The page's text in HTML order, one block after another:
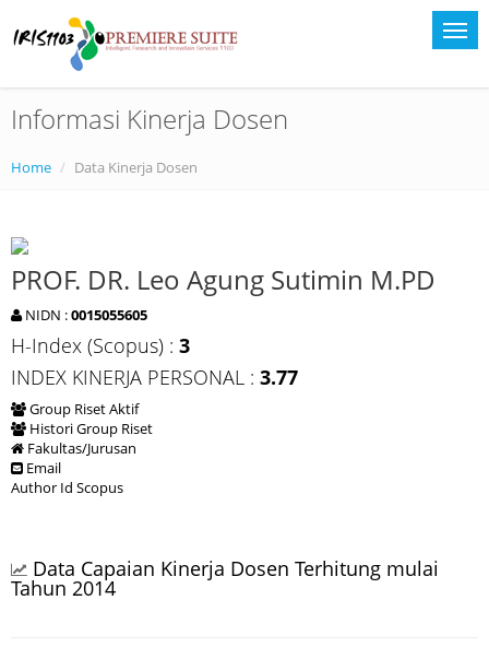
Informasi Kinerja Dosen
Home Data Kinerja Dosen
PROF. DR. Leo Agung Sutimin M.PD
NIDN :0015055605
H-Index (Scopus) : 3
INDEX KINERJA PERSONAL : 3.77
Group Riset Aktif
Histori Group Riset
Fakultas/Jurusan
Email
Author Id Scopus
Data Capaian Kinerja Dosen Terhitung mulai
Tahun 2014